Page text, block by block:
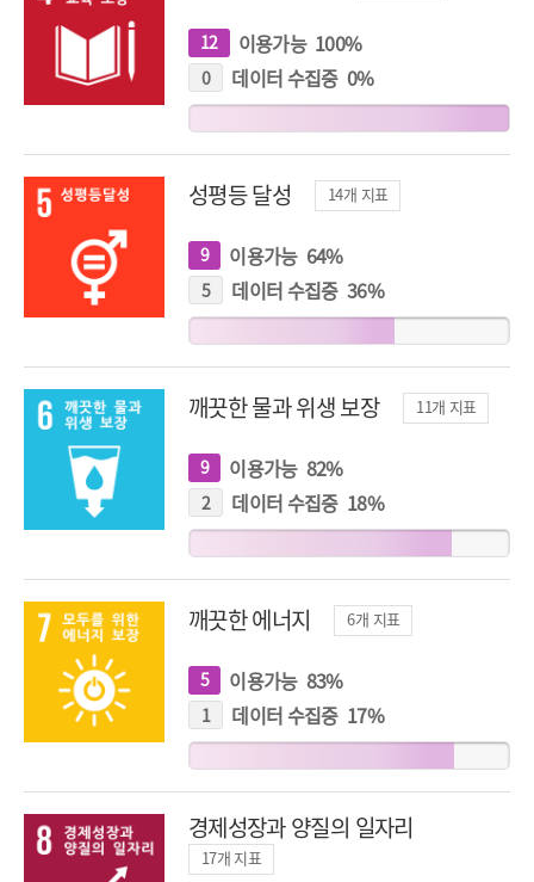
12개
지
표
이용가능 100%
0개
지
표
데이터 수집중 0%
성평등 달성 14개 지표
9개
지
표
이용가능 64%
5개
지
표
데이터 수집중 36%
깨끗한 물과 위생 보장 11개 지표
9개
지
표
이용가능 82%
2개
지
표
데이터 수집중 18%
깨끗한 에너지 6개 지표
5개
지
이용가능 83%
1개
지
표
데이터 수집중 17%
경제성장과 양질의 일자리
17개 지표